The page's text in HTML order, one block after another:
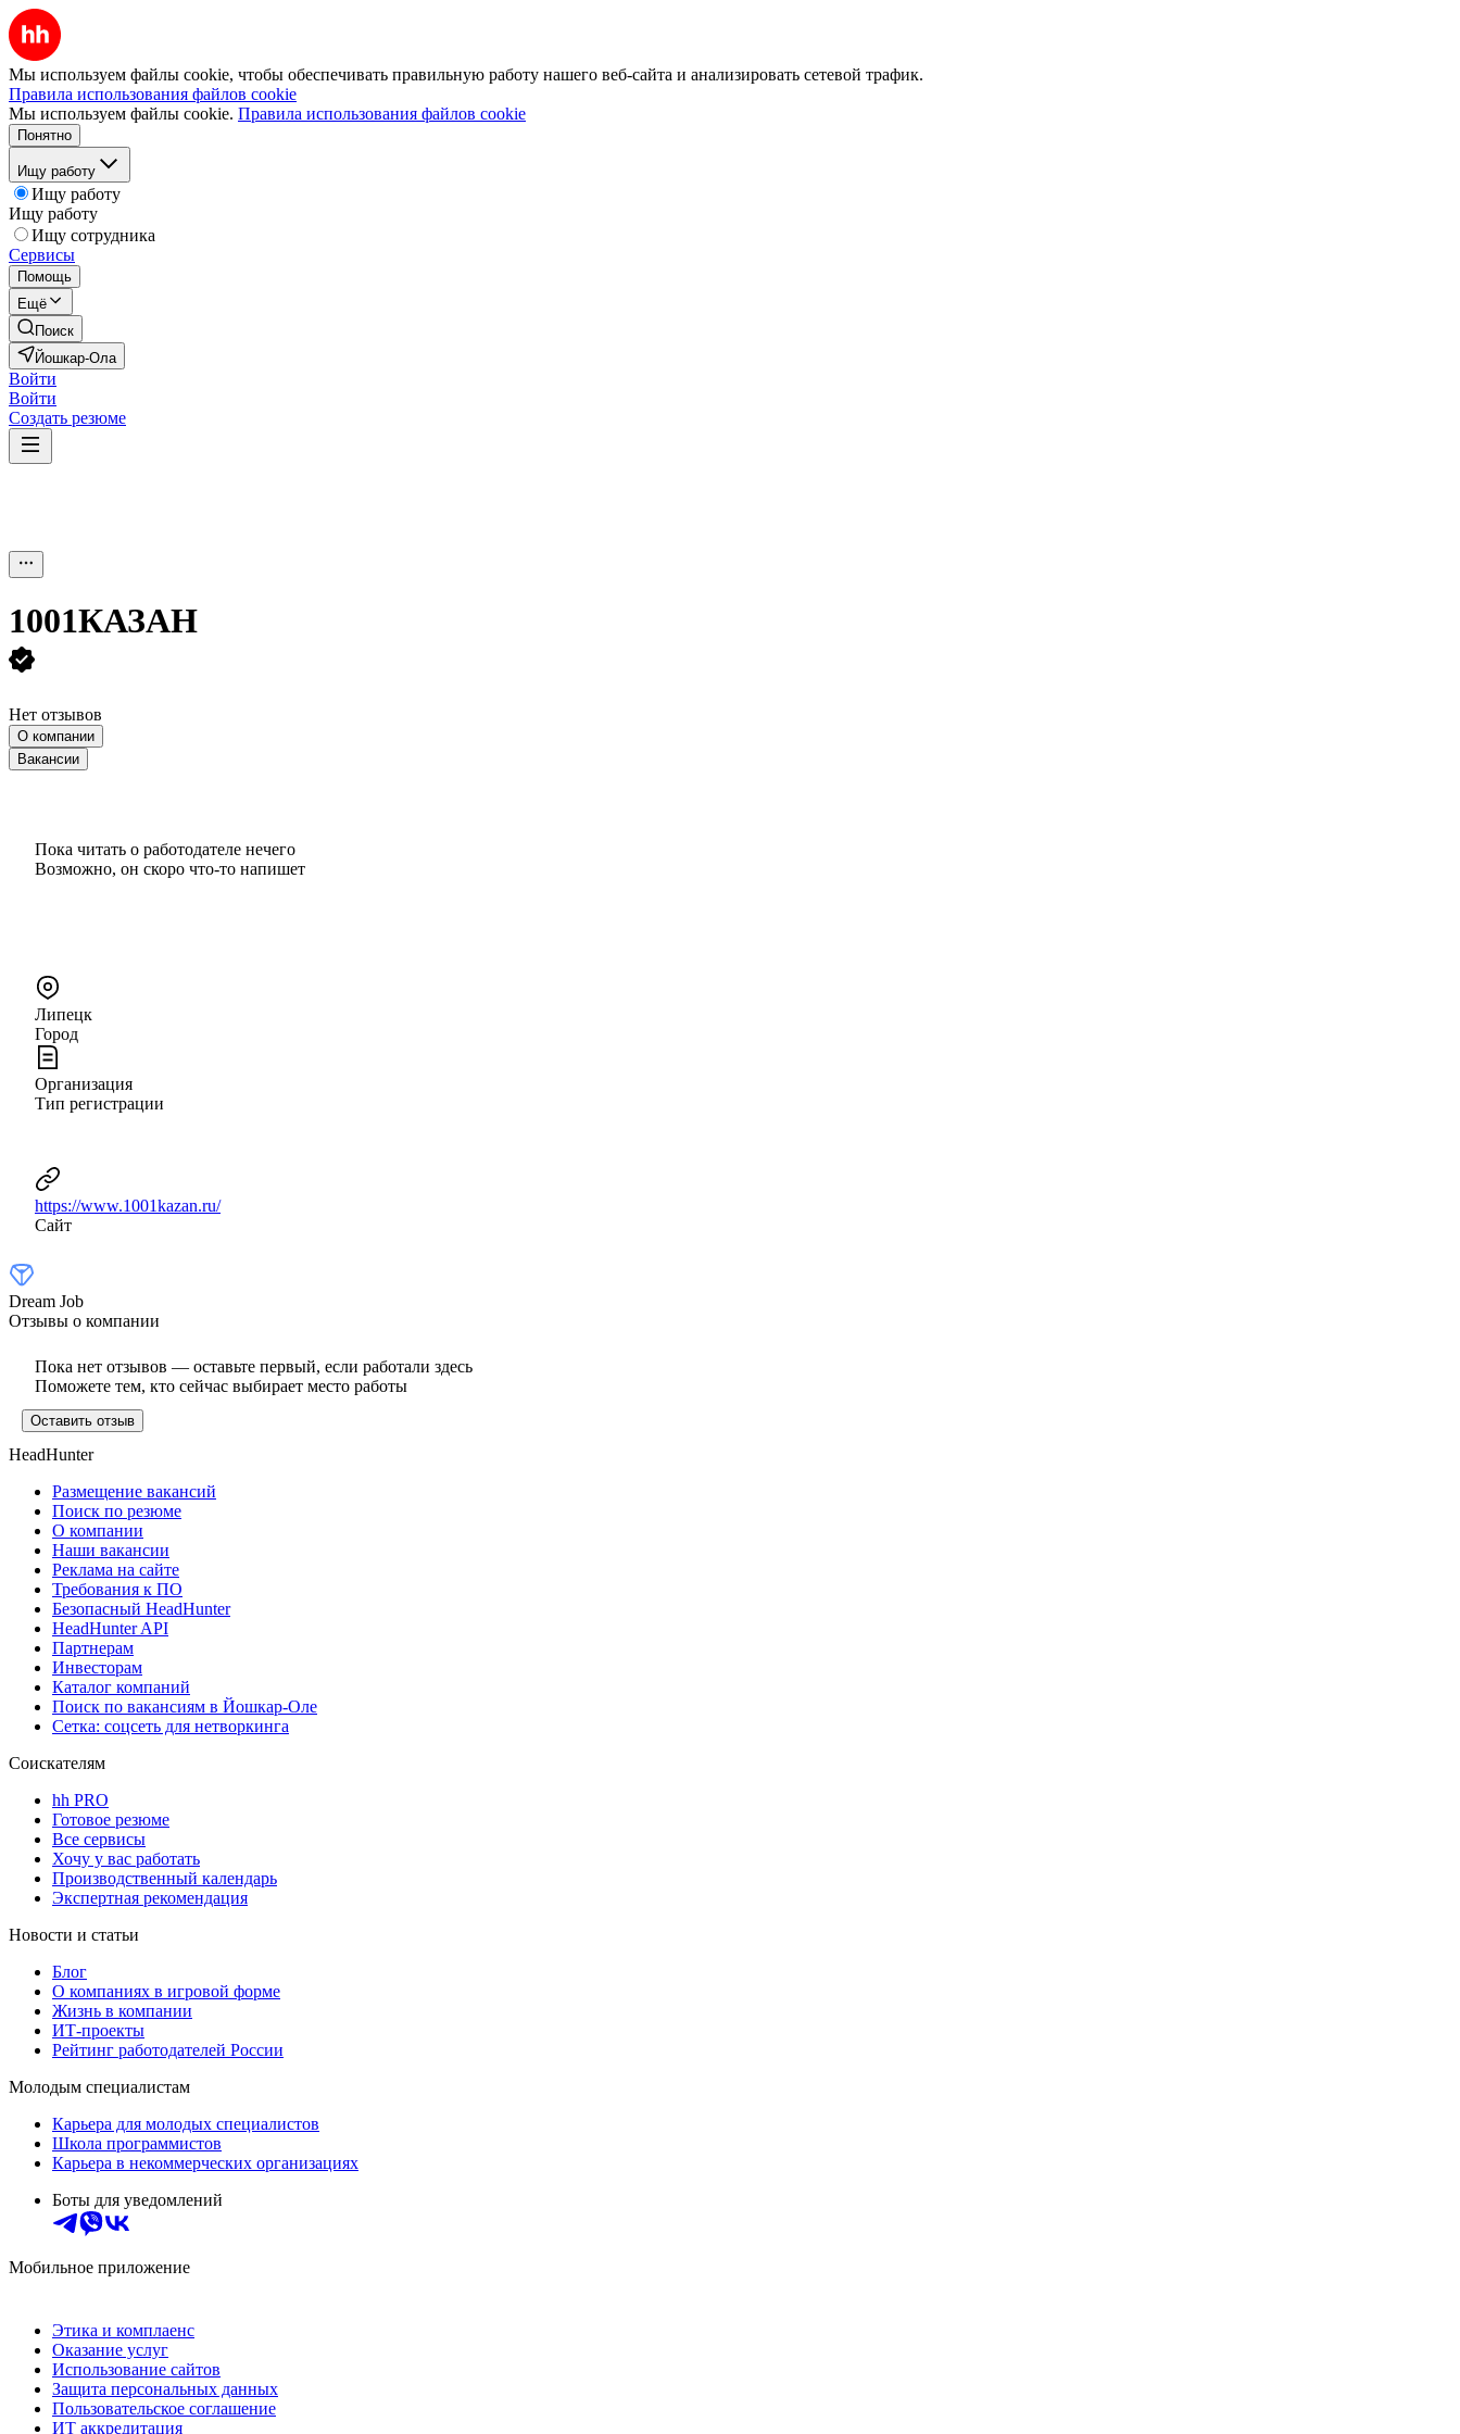
Мы используем файлы cookie, чтобы обеспечивать правильную работу нашего веб-сайта и анализировать сетевой трафик.
Правила использования файлов cookie
Мы используем файлы cookie. Правила использования файлов cookie
Понятно
Ищу работу
Ищу работу
Ищу работу
Ищу сотрудника
Сервисы
Помощь
Ещё
Поиск
Йошкар-Ола
Войти
Войти
Создать резюме
1001КАЗАН
Нет отзывов
О компании
Вакансии
Пока читать о работодателе нечего
Возможно, он скоро что‑то напишет
Липецк
Город
Организация
Тип регистрации
https://www.1001kazan.ru/
Сайт
Dream Job
Отзывы о компании
Пока нет отзывов — оставьте первый, если работали здесь
Поможете тем, кто сейчас выбирает место работы
Оставить отзыв
HeadHunter
Размещение вакансий
Поиск по резюме
О компании
Наши вакансии
Реклама на сайте
Требования к ПО
Безопасный HeadHunter
HeadHunter API
Партнерам
Инвесторам
Каталог компаний
Поиск по вакансиям в Йошкар-Оле
Сетка: соцсеть для нетворкинга
Соискателям
hh PRO
Готовое резюме
Все сервисы
Хочу у вас работать
Производственный календарь
Экспертная рекомендация
Новости и статьи
Блог
О компаниях в игровой форме
Жизнь в компании
ИТ-проекты
Рейтинг работодателей России
Молодым специалистам
Карьера для молодых специалистов
Школа программистов
Карьера в некоммерческих организациях
Боты для уведомлений
Мобильное приложение
Этика и комплаенс
Оказание услуг
Использование сайтов
Защита персональных данных
Пользовательское соглашение
ИТ аккредитация